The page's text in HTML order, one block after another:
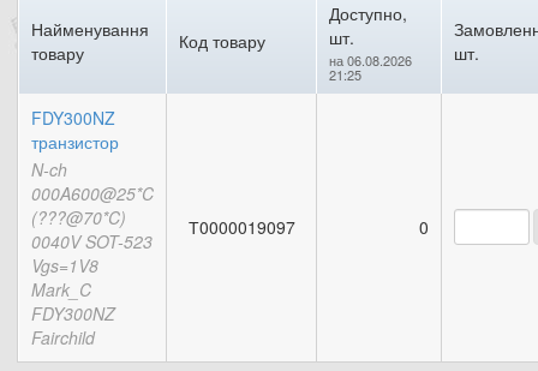
Найменування
товару
Код товару
Доступно,
шт.
на 06.08.2026
21:25
шт.
FDY300NZ
транзистор
N-ch
000A600@25*C
(???@70*C)
0040V SOT-523
Vgs=1V8
Mark_C
FDY300NZ
Fairchild
Т0000019097 0